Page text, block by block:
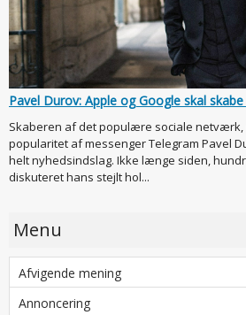
Pavel Durov: Apple og Google skal
Skaberen af det populære sociale netværk,
popularitet af messenger Telegram Pavel
helt nyhedsindslag. Ikke længe siden,
diskuteret hans stejlt hol...
Menu
Afvigende mening
Annoncering